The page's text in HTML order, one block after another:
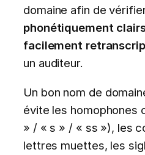
domaine afin de
phonétiquement
facilement
un auditeur.
Un bon nom de
évite les homophones
» / « s » / « ss »), les
lettres muettes, les